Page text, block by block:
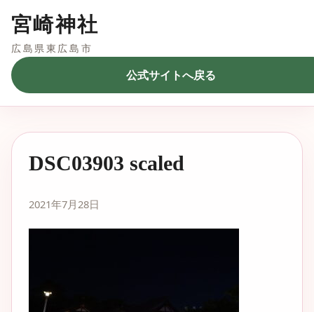
宮崎神社
広島県東広島市
公式サイトへ戻る
DSC03903 scaled
2021年7月28日